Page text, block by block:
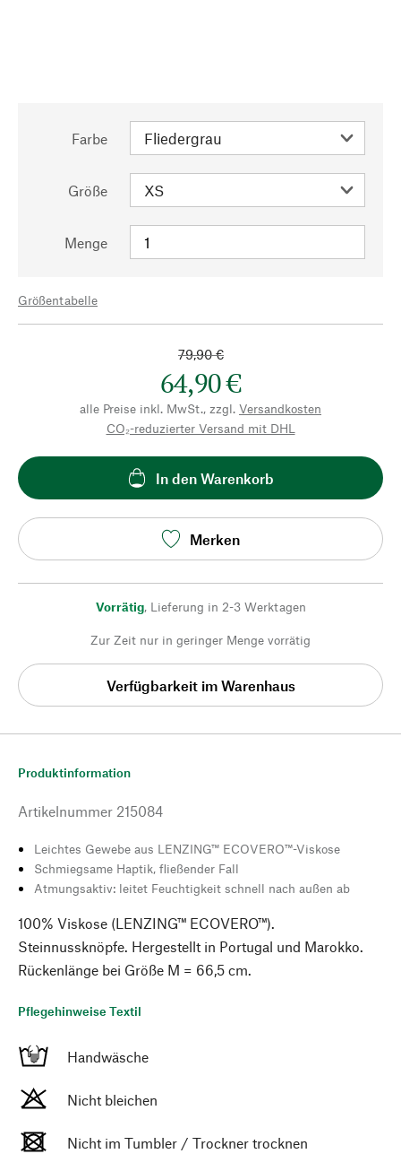
Farbe
Größe
Menge
Größentabelle
79,90 €
64,90 €
alle Preise inkl. MwSt., zzgl. Versandkosten
CO₂-reduzierter Versand mit DHL
In den Warenkorb
Merken
Vorrätig, Lieferung in 2-3 Werktagen
Zur Zeit nur in geringer Menge vorrätig
Verfügbarkeit im Warenhaus
Produktinformation
Artikelnummer 215084
Leichtes Gewebe aus LENZING™ ECOVERO™-Viskose
Schmiegsame Haptik, fließender Fall
Atmungsaktiv: leitet Feuchtigkeit schnell nach außen ab
100% Viskose (LENZING™ ECOVERO™).
Steinnussknöpfe. Hergestellt in Portugal und Marokko.
Rückenlänge bei Größe M = 66,5 cm.
Pflegehinweise Textil
Handwäsche
Nicht bleichen
Nicht im Tumbler / Trockner trocknen